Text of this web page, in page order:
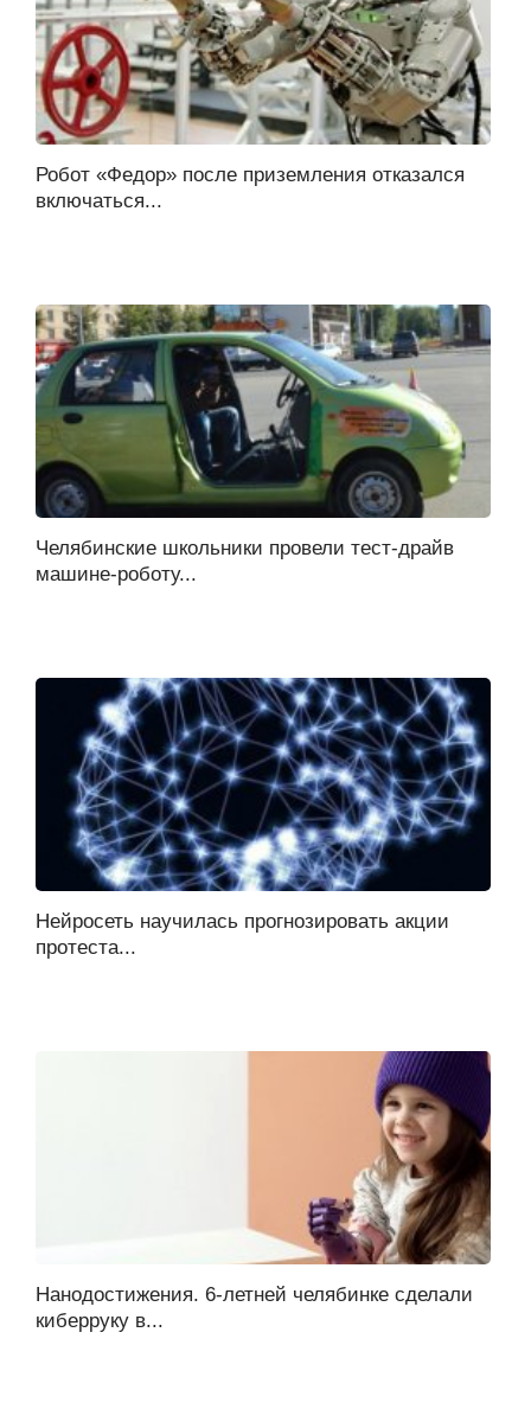
Робот «Федор» после приземления отказался
включаться...
Челябинские школьники провели тест-драйв
машине-роботу...
Нейросеть научилась прогнозировать акции
протеста...
Нанодостижения. 6-летней челябинке сделали
киберруку в...